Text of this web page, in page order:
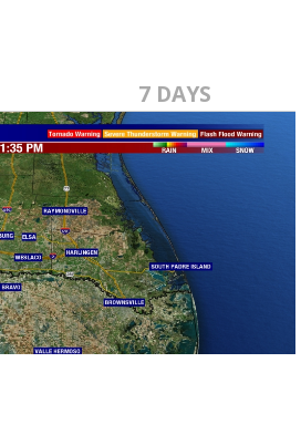
7 DAYS